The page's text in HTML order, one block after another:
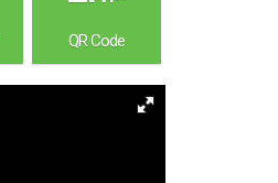
QR Code